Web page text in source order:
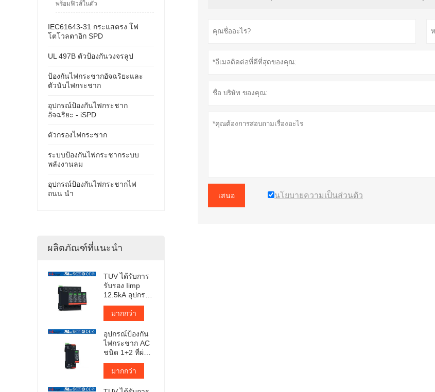
เสนอ นโยบายความเป็นส่วนตัว
พร้อมฟิวส์ในตัว
IEC61643-31 กระแสตรง โฟ
โตโวลตาอิก SPD
UL 497B ตัวป้องกันวงจรลูป
ป้องกันไฟกระชากอัจฉริยะและ
ตัวนับไฟกระชาก
อุปกรณ์ป้องกันไฟกระชาก
อัจฉริยะ - iSPD
ตัวกรองไฟกระชาก
ระบบป้องกันไฟกระชากระบบ
พลังงานลม
อุปกรณ์ป้องกันไฟกระชากไฟ
ถนน นำ
ผลิตภัณฑ์ที่แนะนำ
TUV ได้รับการ
รับรอง Iimp
12.5kA อุปกรณ์
ป้องกันไฟ
กระชากแบบ
เสียบปลั๊ก
มากกว่า
อุปกรณ์ป้องกัน
ไฟกระชาก AC
ชนิด 1+2 ที่ผ่าน
การรับรองจาก
TUV
มากกว่า